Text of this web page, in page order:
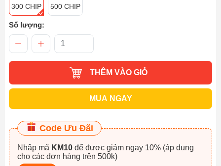
300 CHIP 500 CHIP
Số lượng:
THÊM VÀO GIỎ
MUA NGAY
Code Ưu Đãi
Nhập mã KM10
cho các đơn hàng trên 500k)